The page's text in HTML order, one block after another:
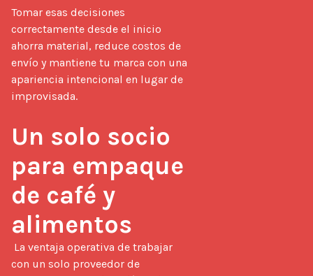
Tomar esas decisiones
correctamente desde el inicio
ahorra material, reduce costos de
envío y mantiene tu marca con una
apariencia intencional en lugar de
improvisada.
Un solo socio
para empaque
de café y
alimentos
con un solo proveedor de